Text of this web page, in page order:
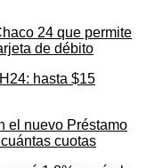
24 que permite
de débito
el nuevo Préstamo
cuotas